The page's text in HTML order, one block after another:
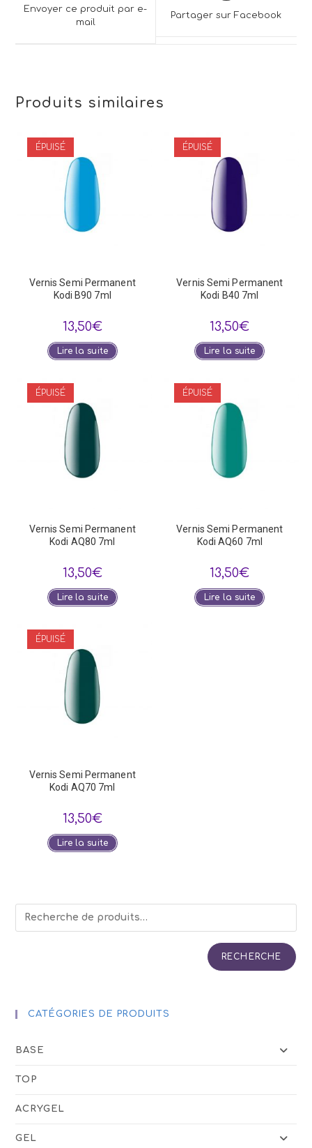
new
Envoyer ce produit par e-
mail
Partager sur Facebook
Produits similaires
ÉPUISÉ
Vernis Semi Permanent
Kodi B90 7ml
13,50€
Lire la suite
ÉPUISÉ
Vernis Semi Permanent
Kodi B40 7ml
13,50€
Lire la suite
ÉPUISÉ
Vernis Semi Permanent
Kodi AQ80 7ml
13,50€
Lire la suite
ÉPUISÉ
Vernis Semi Permanent
Kodi AQ60 7ml
13,50€
Lire la suite
ÉPUISÉ
Vernis Semi Permanent
Kodi AQ70 7ml
13,50€
Lire la suite
RECHERCHE
CATÉGORIES DE PRODUITS
BASE
TOP
ACRYGEL
GEL